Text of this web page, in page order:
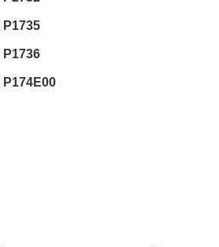
P1735
P1736
P174E00